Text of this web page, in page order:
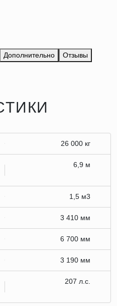
Дополнительно Отзывы
26 000 кг
6,9 м
1,5 м3
3 410 мм
6 700 мм
3 190 мм
207 л.с.